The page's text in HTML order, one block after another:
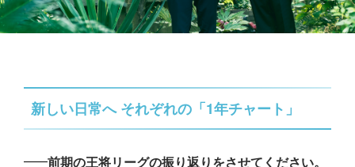
新しい日常へ それぞれの「1年チャート」
前期の王将リーグの振り返りをさせてください。